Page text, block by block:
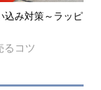
込み対策～ラッピ
るコツ